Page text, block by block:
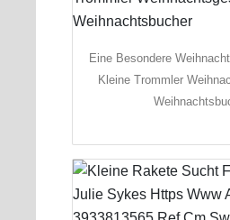
Eine Besondere
Kleine Trommler